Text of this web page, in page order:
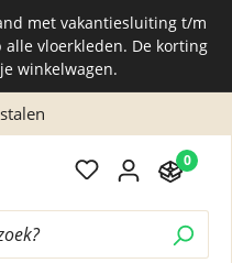
met vakantiesluiting t/m
alle vloerkleden. De korting
winkelwagen.
0